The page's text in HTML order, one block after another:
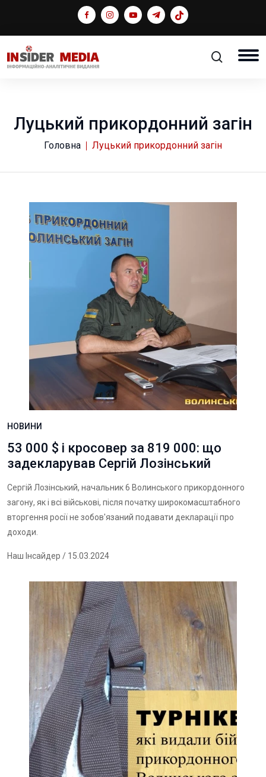
Луцький прикордонний загін
Головна Луцький прикордонний загін
НОВИНИ
53 000 $ і кросовер за 819 000: що
задекларував Сергій Лозінський
Сергій Лозінський, начальник 6 Волинського прикордонного
загону, як і всі військові, після початку широкомасштабного
вторгення росії не зобов'язаний подавати декларації про
доходи.
Наш Інсайдер / 15.03.2024